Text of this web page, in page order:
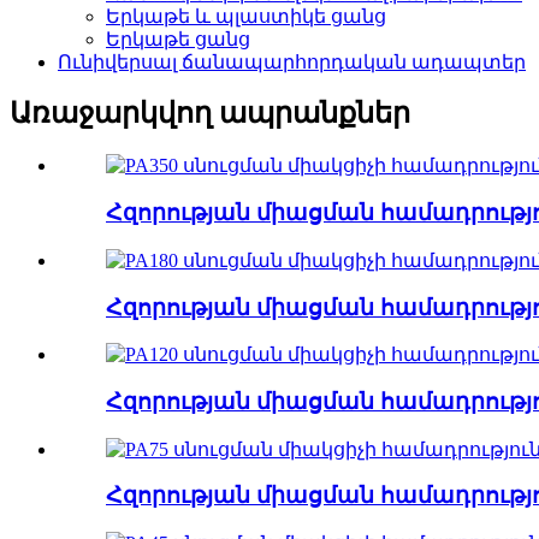
Երկաթե և պլաստիկե ցանց
Երկաթե ցանց
Ունիվերսալ ճանապարհորդական ադապտեր
Առաջարկվող ապրանքներ
Հզորության միացման
Հզորության միացման
Հզորության միացման
Հզորության միացման